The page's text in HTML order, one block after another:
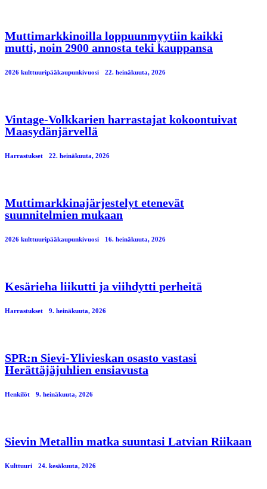
Muttimarkkinoilla loppuunmyytiin kaikki
mutti, noin 2900 annosta teki kauppansa
2026 kulttuuripääkaupunkivuosi 22. heinäkuuta, 2026
Vintage-Volkkarien harrastajat kokoontuivat
Maasydänjärvellä
Harrastukset 22. heinäkuuta, 2026
Muttimarkkinajärjestelyt etenevät
suunnitelmien mukaan
2026 kulttuuripääkaupunkivuosi 16. heinäkuuta, 2026
Kesärieha liikutti ja viihdytti perheitä
Harrastukset 9. heinäkuuta, 2026
SPR:n Sievi-Ylivieskan osasto vastasi
Herättäjäjuhlien ensiavusta
Henkilöt 9. heinäkuuta, 2026
Sievin Metallin matka suuntasi Latvian Riikaan
Kulttuuri 24. kesäkuuta, 2026